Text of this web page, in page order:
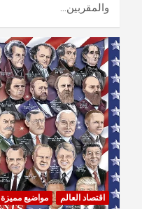
والمقربين…
اقتصاد العالم مواضيع مميزة